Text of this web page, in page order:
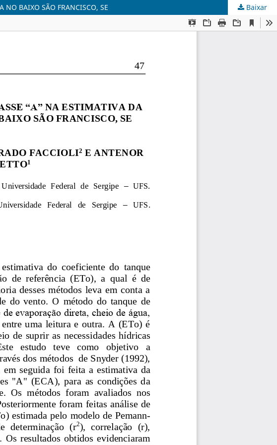
NO BAIXO SÃO FRANCISCO, SE Baixar